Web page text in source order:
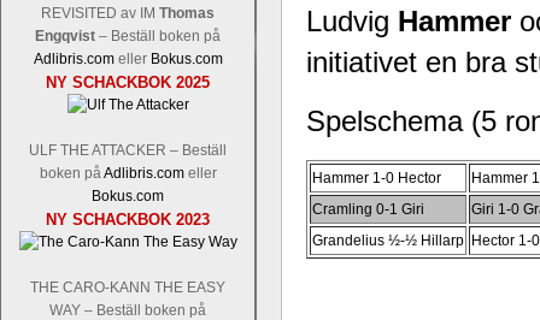
REVISITED av IM Thomas
Engqvist – Beställ boken på
Adlibris.comeller Bokus.com
NY SCHACKBOK 2025
ULF THE ATTACKER – Beställ
boken påAdlibris.comeller
Bokus.com
NY SCHACKBOK 2023
THE CARO-KANN THE EASY
WAY – Beställ boken på
Ludvig Hammer
initiativet en bra
Spelschema (5
Hammer 1-0 Hector
Hammer
Cramling 0-1 Giri
Giri 1-0
Grandelius ½-½ Hillarp Hector 1-